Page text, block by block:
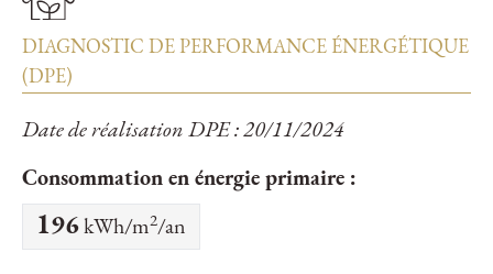
DIAGNOSTIC DE PERFORMANCE ÉNERGÉTIQUE
(DPE)
Date de réalisation DPE : 20/11/2024
Consommation en énergie primaire :
196 kWh/m2/an